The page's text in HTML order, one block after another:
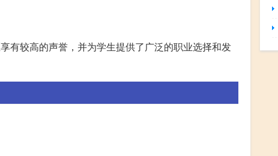
有较高的声誉，并为学生提供了广泛的职业选择和发